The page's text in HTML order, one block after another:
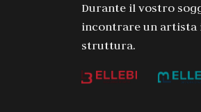
Durante il vostro
incontrare un artista
struttura.